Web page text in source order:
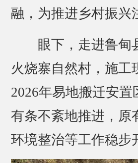
融，为推进乡村振兴
眼下，走进鲁甸
火烧寨自然村，施工
2026年易地搬迁安
有条不紊地推进，原
环境整治等工作稳步